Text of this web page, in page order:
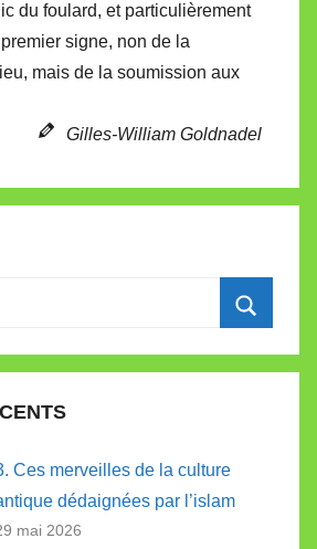
du foulard, et particulièrement
signe, non de la
mais de la soumission aux
Gilles-William Goldnadel
Ces merveilles de la culture
dédaignées par l’islam
mai 2026